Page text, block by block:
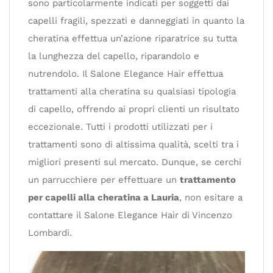
sono particolarmente indicati per soggetti dai
capelli fragili, spezzati e danneggiati in quanto la
cheratina effettua un’azione riparatrice su tutta
la lunghezza del capello, riparandolo e
nutrendolo. Il Salone Elegance Hair effettua
trattamenti alla cheratina su qualsiasi tipologia
di capello, offrendo ai propri clienti un risultato
eccezionale. Tutti i prodotti utilizzati per i
trattamenti sono di altissima qualità, scelti tra i
migliori presenti sul mercato. Dunque, se cerchi
un parrucchiere per effettuare un trattamento
per capelli alla cheratina a Lauria, non esitare a
contattare il Salone Elegance Hair di Vincenzo
Lombardi.